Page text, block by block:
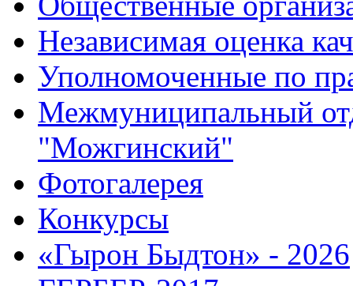
Независимая оценка
Уполномоченные по
Межмуниципальный
"Можгинский"
Фотогалерея
Конкурсы
«Гырон Быдтон» - 2026